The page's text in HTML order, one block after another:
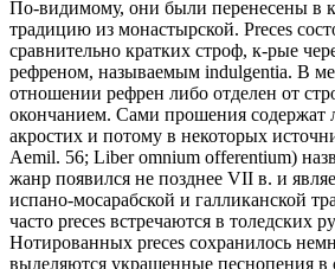
По-видимому, они были перенесены в
традицию из монастырской. Preces
сравнительно кратких строф, к-рые
рефреном, называемым indulgentia. В
отношении рефрен либо отделен от
окончанием. Сами прошения содержат
акростих и потому в некоторых
Aemil. 56; Liber omnium offerentium)
жанр появился не позднее VII в. и
испано-мосарабской и галликанской
часто preces встречаются в толедских
Нотированных preces сохранилось
выделяются украшенные песнопения в